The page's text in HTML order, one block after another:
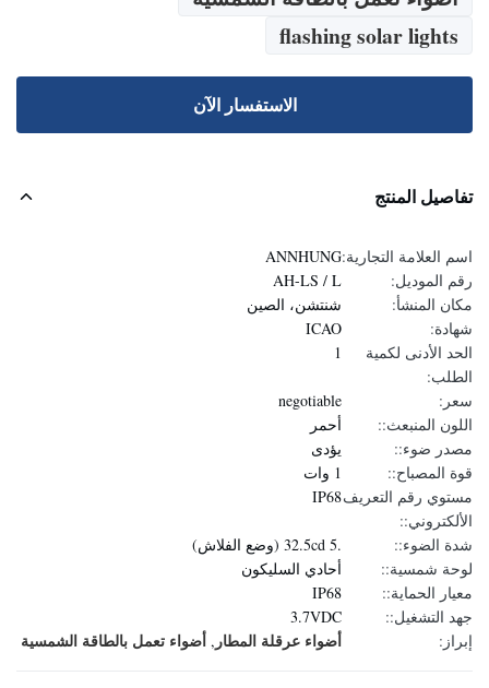
flashing solar lights
الاستفسار الآن
تفاصيل المنتج
اسم العلامة التجارية:ANNHUNG
رقم الموديل:
AH-LS / L
مكان المنشأ:
شنتشن، الصين
شهادة:
ICAO
الحد الأدنى لكمية
الطلب:
1
سعر:
negotiable
اللون المنبعث::
أحمر
مصدر ضوء::
يؤدى
قوة المصباح::
1 وات
مستوي رقم التعريف
الألكتروني::
IP68
شدة الضوء::
.5 32.5cd (وضع الفلاش)
لوحة شمسية::
أحادي السليكون
معيار الحماية::
IP68
جهد التشغيل::
3.7VDC
إبراز:
أضواء عرقلة المطار , أضواء تعمل بالطاقة الشمسية